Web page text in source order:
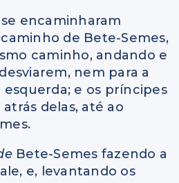
se encaminharam
de Bete-Semes,
caminho, andando e
nem para a
e os príncipes
delas, até ao
Bete-Semes fazendo a
e, levantando os